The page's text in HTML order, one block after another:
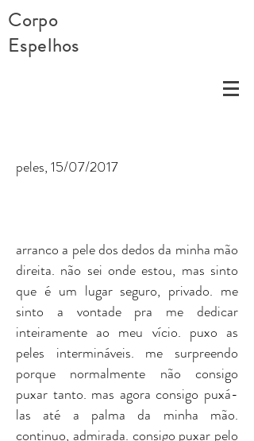
Corpo
Espelhos
peles, 15/07/2017
arranco a pele dos dedos da minha mão
direita. não sei onde estou, mas sinto
que é um lugar seguro, privado. me
sinto a vontade pra me dedicar
inteiramente ao meu vício. puxo as
peles intermináveis. me surpreendo
porque normalmente não consigo
puxar tanto. mas agora consigo puxá-
las até a palma da minha mão.
continuo, admirada. consigo puxar pelo